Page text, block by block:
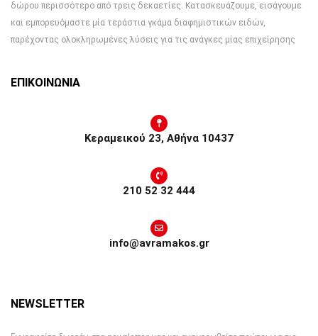
δώρου περισσότερο από τρεις δεκαετίες. Κατασκευάζουμε, εισάγουμε
και εμπορευόμαστε μία τεράστια γκάμα διαφημιστικών ειδών,
παρέχοντας ολοκληρωμένες λύσεις για τις ανάγκες μίας επιχείρησης
ΕΠΙΚΟΙΝΩΝΙΑ
Κεραμεικού 23, Αθήνα 10437
210 52 32 444
info@avramakos.gr
NEWSLETTER